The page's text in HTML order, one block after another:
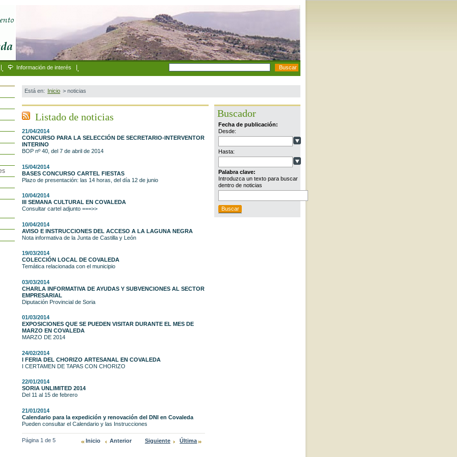
. .
Información de interés
Está en: Inicio > noticias
Buscador
Fecha de publicación:
Desde:
Hasta:
Palabra clave:
Introduzca un texto para buscar
dentro de noticias
Listado de noticias
21/04/2014
CONCURSO PARA LA SELECCIÓN DE SECRETARIO-INTERVENTOR
INTERINO
BOP nº 40, del 7 de abril de 2014
15/04/2014
BASES CONCURSO CARTEL FIESTAS
Plazo de presentación: las 14 horas, del día 12 de junio
10/04/2014
III SEMANA CULTURAL EN COVALEDA
Consultar cartel adjunto ===>>
10/04/2014
AVISO E INSTRUCCIONES DEL ACCESO A LA LAGUNA NEGRA
Nota informativa de la Junta de Castilla y León
19/03/2014
COLECCIÓN LOCAL DE COVALEDA
Temática relacionada con el municipio
03/03/2014
CHARLA INFORMATIVA DE AYUDAS Y SUBVENCIONES AL SECTOR
EMPRESARIAL
Diputación Provincial de Soria
01/03/2014
EXPOSICIONES QUE SE PUEDEN VISITAR DURANTE EL MES DE
MARZO EN COVALEDA
MARZO DE 2014
24/02/2014
I FERIA DEL CHORIZO ARTESANAL EN COVALEDA
I CERTAMEN DE TAPAS CON CHORIZO
22/01/2014
SORIA UNLIMITED 2014
Del 11 al 15 de febrero
21/01/2014
Calendario para la expedición y renovación del DNI en Covaleda
Pueden consultar el Calendario y las Instrucciones
Página 1 de 5 Inicio Anterior Siguiente Última